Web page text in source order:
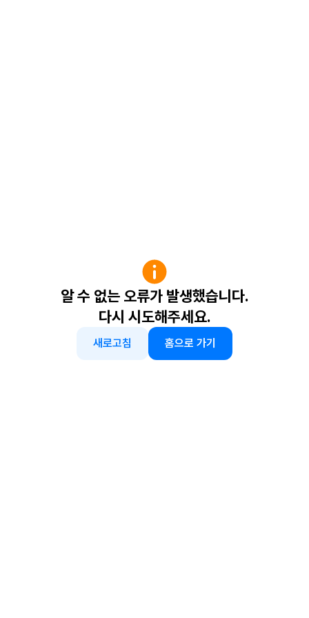
알 수 없는 오류가 발생했습니다.
다시 시도해주세요.
새로고침 홈으로 가기